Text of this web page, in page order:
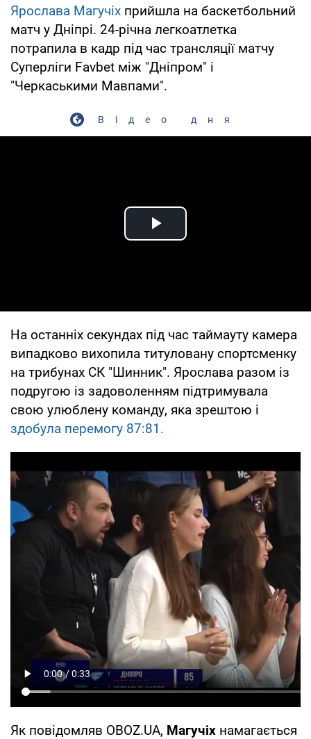
Ярослава Магучіх прийшла на баскетбольний
матч у Дніпрі. 24-річна легкоатлетка
потрапила в кадр під час трансляції матчу
Суперліги Favbet між "Дніпром" і
"Черкаськими Мавпами".
Відео дня
Play Video
На останніх секундах під час таймауту камера
випадково вихопила титуловану спортсменку
на трибунах СК "Шинник". Ярослава разом із
подругою із задоволенням підтримувала
свою улюблену команду, яка зрештою і
здобула перемогу 87:81.
Як повідомляв OBOZ.UA, Магучіх намагається